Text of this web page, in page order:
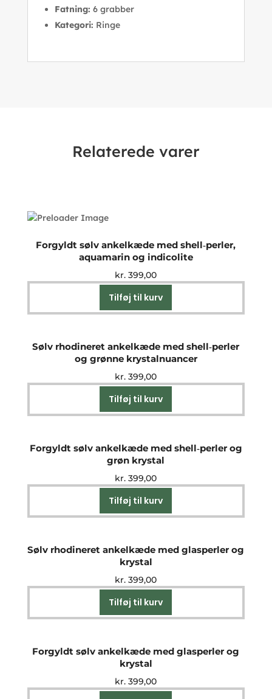
Fatning: 6 grabber
Kategori: Ringe
Relaterede varer
Forgyldt sølv ankelkæde med shell‑perler,
aquamarin og indicolite
kr. 399,00
Tilføj til kurv
Sølv rhodineret ankelkæde med shell‑perler
og grønne krystalnuancer
kr. 399,00
Tilføj til kurv
Forgyldt sølv ankelkæde med shell‑perler og
grøn krystal
kr. 399,00
Tilføj til kurv
Sølv rhodineret ankelkæde med glasperler og
krystal
kr. 399,00
Tilføj til kurv
Forgyldt sølv ankelkæde med glasperler og
krystal
kr. 399,00